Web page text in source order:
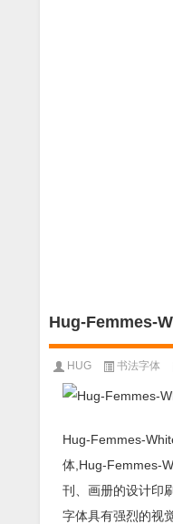
Hug-Femmes-
HUG 书法字体
Hug-Femmes-
体,Hug-Femmes-
刊、画册的设计印
字体具有强烈的视